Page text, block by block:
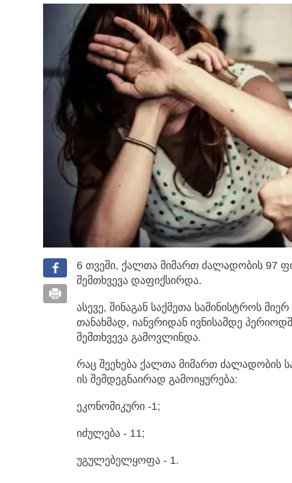
6 თვეში, ქალთა მიმართ ძალადობის 97
შემთხვევა დაფიქსირდა.
ასევე, შინაგან საქმეთა სამინისტროს
თანახმად, იანვრიდან ივნისამდე
შემთხვევა გამოვლინდა.
რაც შეეხება ქალთა მიმართ ძალადობის
ის შემდეგნაირად გამოიყურება:
ეკონომიკური -1;
იძულება - 11;
უგულებელყოფა - 1.